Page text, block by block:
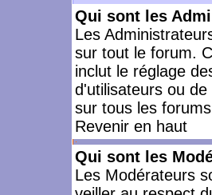
Qui sont les
Les
sur tout le forum.
inclut le réglage
d'utilisateurs ou
sur tous les
Revenir en haut
Qui sont les
Les Modérateurs